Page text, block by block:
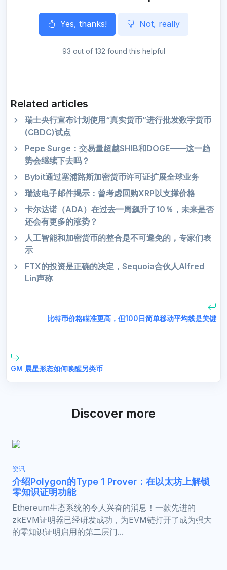
Yes, thanks! Not, really
93 out of 132 found this helpful
Related articles
瑞士央行宣布计划使用“真实货币”进行批发数字货币
(CBDC)试点
Pepe Surge：交易量超越SHIB和DOGE——这一趋
势会继续下去吗？
Bybit通过塞浦路斯加密货币许可证扩展全球业务
瑞波电子邮件揭示：曾考虑回购XRP以支撑价格
卡尔达诺（ADA）在过去一周飙升了10％，未来是否
还会有更多的涨势？
人工智能和加密货币的整合是不可避免的，专家们表
示
FTX的投资是正确的决定，Sequoia合伙人Alfred
Lin声称
比特币价格瞄准更高，但100日简单移动平均线是关键
GM 晨星形态如何唤醒另类币
Discover more
资讯
介绍Polygon的Type 1 Prover：在以太坊上解锁
零知识证明功能
Ethereum生态系统的令人兴奋的消息！一款先进的
zkEVM证明器已经研发成功，为EVM链打开了成为强大
的零知识证明启用的第二层门...